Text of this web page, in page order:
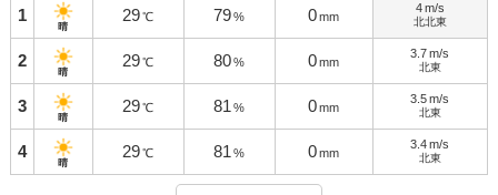
1
晴
29 ℃ 79 % 0 mm
4m/s
北北東
2
晴
29 ℃ 80 % 0 mm
3.7 m/s
北東
3
晴
29 ℃ 81 % 0 mm
3.5 m/s
北東
4
晴
29 ℃ 81 % 0 mm
3.4 m/s
北東